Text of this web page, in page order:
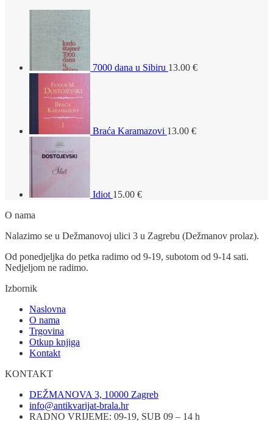
7000 dana u Sibiru 13.00 €
Braća Karamazovi 13.00 €
Idiot 15.00 €
O nama
Nalazimo se u Dežmanovoj ulici 3 u Zagrebu (Dežmanov prolaz).
Od ponedjeljka do petka radimo od 9-19, subotom od 9-14 sati.
Nedjeljom ne radimo.
Izbornik
Naslovna
O nama
Trgovina
Otkup knjiga
Kontakt
KONTAKT
DEŽMANOVA 3, 10000 Zagreb
info@antikvarijat-brala.hr
RADNO VRIJEME: 09-19, SUB 09 – 14 h